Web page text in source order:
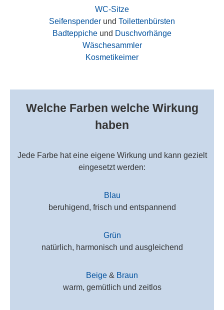
WC-Sitze
Seifenspender und Toilettenbürsten
Badteppiche und Duschvorhänge
Wäschesammler
Kosmetikeimer
Welche Farben welche Wirkung
haben
Jede Farbe hat eine eigene Wirkung und kann gezielt
eingesetzt werden:
Blau
beruhigend, frisch und entspannend
Grün
natürlich, harmonisch und ausgleichend
Beige & Braun
warm, gemütlich und zeitlos